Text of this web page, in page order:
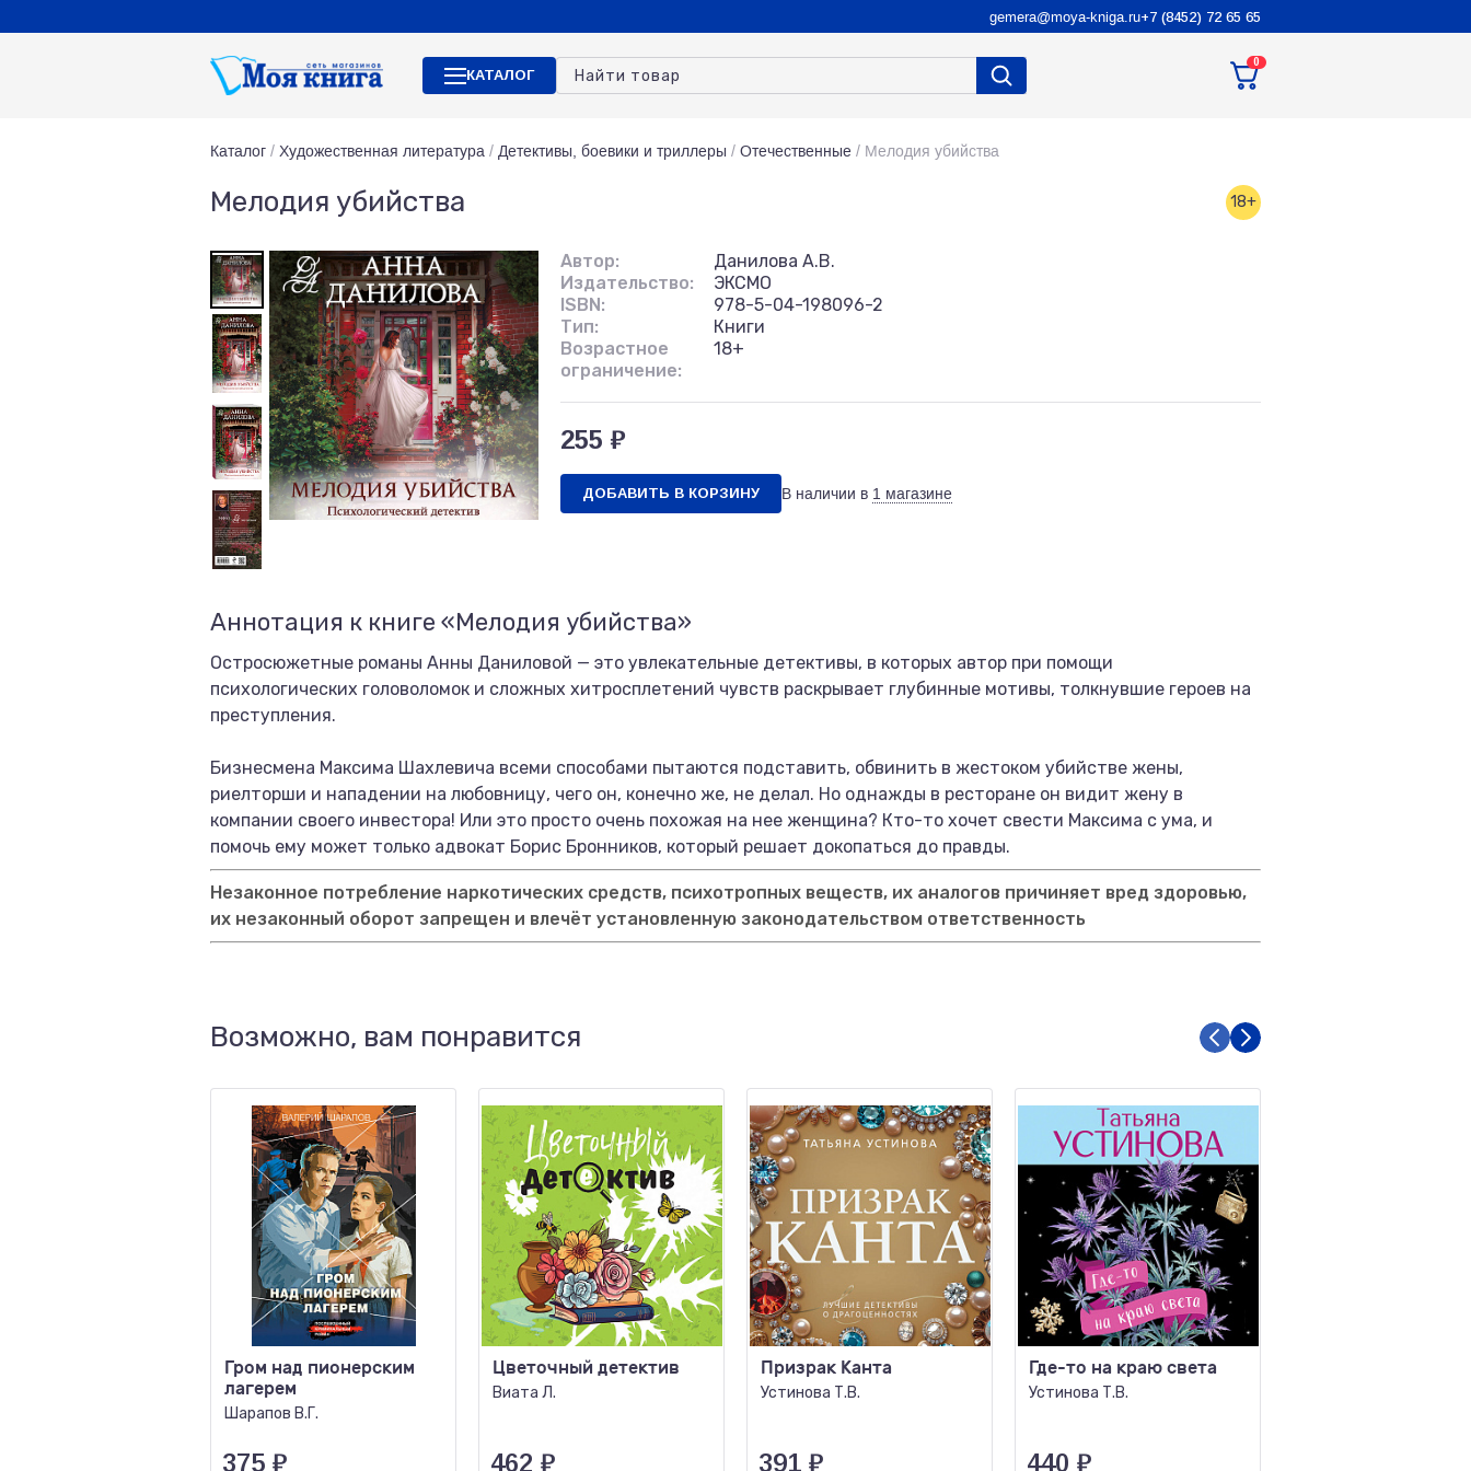
gemera@moya-kniga.ru+7 (8452) 72 65 65
КАТАЛОГ
0
Каталог / Художественная литература / Детективы, боевики и триллеры / Отечественные / Мелодия убийства
Мелодия убийства 18+
Автор:
Данилова А.В.
Издательство:
ЭКСМО
ISBN:
978-5-04-198096-2
Тип:
Книги
Возрастное
ограничение:
18+
255 ₽
ДОБАВИТЬ В КОРЗИНУ В наличии в 1 магазине
Аннотация к книге «Мелодия убийства»
Остросюжетные романы Анны Даниловой — это увлекательные детективы, в которых автор при помощи
психологических головоломок и сложных хитросплетений чувств раскрывает глубинные мотивы, толкнувшие героев на
преступления.
Бизнесмена Максима Шахлевича всеми способами пытаются подставить, обвинить в жестоком убийстве жены,
риелторши и нападении на любовницу, чего он, конечно же, не делал. Но однажды в ресторане он видит жену в
компании своего инвестора! Или это просто очень похожая на нее женщина? Кто-то хочет свести Максима с ума, и
помочь ему может только адвокат Борис Бронников, который решает докопаться до правды.
Незаконное потребление наркотических средств, психотропных веществ, их аналогов причиняет вред здоровью,
их незаконный оборот запрещен и влечёт установленную законодательством ответственность
Возможно, вам понравится
Гром над пионерским
лагерем
Шарапов В.Г.
375 ₽
Цветочный детектив
Виата Л.
462 ₽
Призрак Канта
Устинова Т.В.
391 ₽
Где-то на краю света
Устинова Т.В.
440 ₽